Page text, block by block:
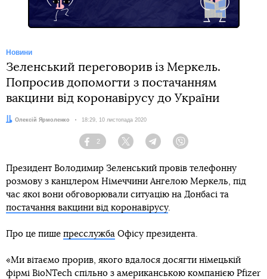
Новини
Зеленський переговорив із Меркель.
Попросив допомогти з постачанням
вакцини від коронавірусу до України
Автор:
Олексій Ярмоленко Дата:
18:29, 10 листопада 2020
Facebook
2
Twitter TelegramViber
Президент Володимир Зеленський провів телефонну
розмову з канцлером Німеччини Ангелою Меркель, під
час якої вони обговорювали ситуацію на Донбасі та
постачання вакцини від коронавірусу.
Про це пише пресслужба Офісу президента.
«Ми вітаємо прорив, якого вдалося досягти німецькій
фірмі BioNTech спільно з американською компанією Pfizer